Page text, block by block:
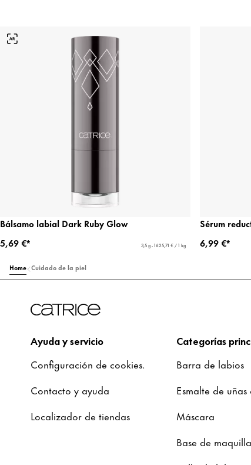
Bálsamo labial Dark Ruby Glow
5,69 €*
3,5 g - 1625,71 € / 1 kg
Sérum
6,99 €*
Home Cuidado de la piel
Ayuda y servicio
Configuración de cookies.
Contacto y ayuda
Localizador de tiendas
Categorías
Barra de labios
Esmalte de uñas
Máscara
Base de